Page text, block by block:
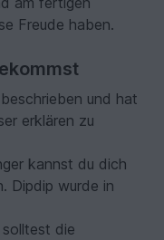
Freude haben.
und hat
erklären zu
kannst du dich
Dipdip wurde in
die